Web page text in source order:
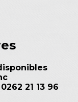
21 13 96